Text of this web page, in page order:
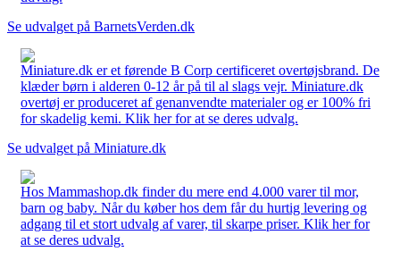
Se udvalget på BarnetsVerden.dk
Miniature.dk er et førende B Corp certificeret overtøjsbrand. De
klæder børn i alderen 0-12 år på til al slags vejr. Miniature.dk
overtøj er produceret af genanvendte materialer og er 100% fri
for skadelig kemi. Klik her for at se deres udvalg.
Se udvalget på Miniature.dk
Hos Mammashop.dk finder du mere end 4.000 varer til mor,
barn og baby. Når du køber hos dem får du hurtig levering og
adgang til et stort udvalg af varer, til skarpe priser. Klik her for
at se deres udvalg.